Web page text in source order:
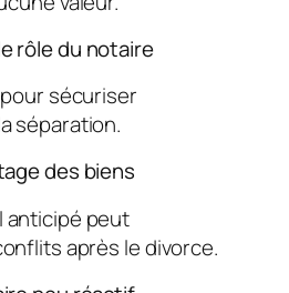
rôle du notaire
sécuriser
séparation.
des biens
anticipé peut
après le divorce.